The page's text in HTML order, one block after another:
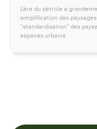
L’ère du pétrole a
simplification des
“standardisation” des
espaces urbains